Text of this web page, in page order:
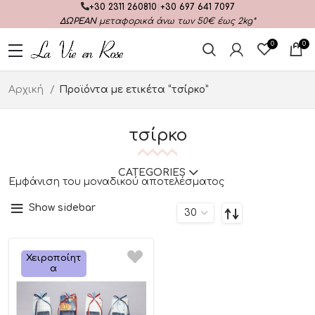
+30 2311 260810 +30 697 641 7097
ΔΩΡΕΑΝμεταφορικά άνω των 50€ έως 2kg*
0 0
Αρχική Προϊόντα με ετικέτα “τσίρκο”
τσίρκο
CATEGORIES
Εμφάνιση του μοναδικού αποτελέσματος
Show sidebar
Χειροποίητ
Α